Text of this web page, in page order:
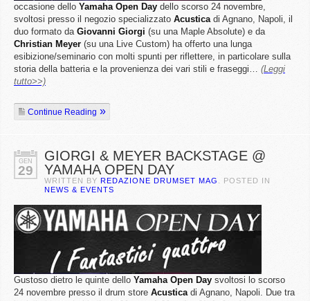
occasione dello Yamaha Open Day dello scorso 24 novembre,
svoltosi presso il negozio specializzato Acusticadi Agnano, Napoli, il
duo formato da Giovanni Giorgi (su una Maple Absolute) e da
Christian Meyer (su una Live Custom) ha offerto una lunga
esibizione/seminario con molti spunti per riflettere, in particolare sulla
storia della batteria e la provenienza dei vari stili e fraseggi… (Leggi
tutto>>)
Continue Reading
GEN
29
GIORGI & MEYER BACKSTAGE @
YAMAHA OPEN DAY
WRITTEN BY REDAZIONE DRUMSET MAG
. POSTED IN
NEWS & EVENTS
Gustoso dietro le quinte dello Yamaha Open Day svoltosi lo scorso
24 novembre presso il drum store Acusticadi Agnano, Napoli. Due tra